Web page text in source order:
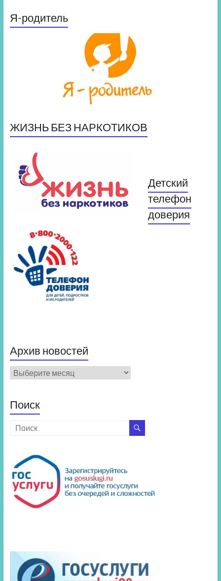
Я-родитель
ЖИЗНЬ БЕЗ НАРКОТИКОВ
Детский
телефон
доверия
Архив новостей
Архив
новостей
Поиск